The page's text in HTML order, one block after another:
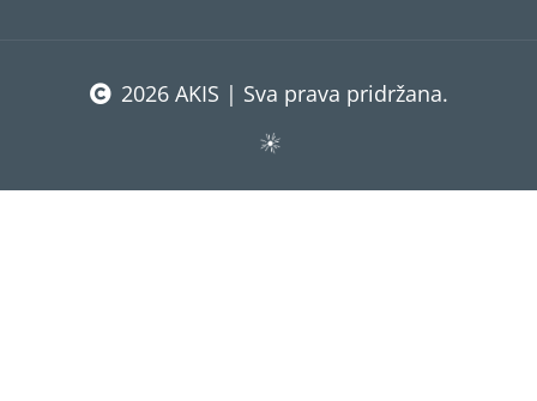
2026 AKIS | Sva prava pridržana.